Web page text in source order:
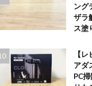
ング
ザラ
ス塗
【
アダ
PC